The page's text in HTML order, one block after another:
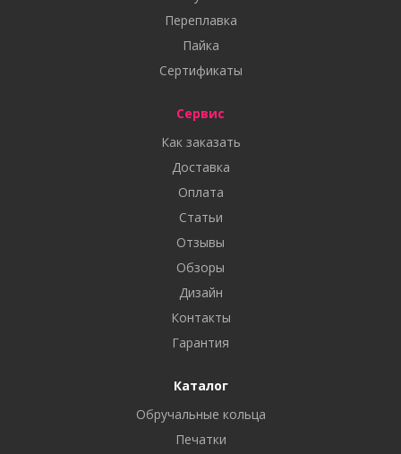
Переплавка
Пайка
Сертификаты
Сервис
Как заказать
Доставка
Оплата
Статьи
Отзывы
Обзоры
Дизайн
Контакты
Гарантия
Каталог
Обручальные кольца
Печатки